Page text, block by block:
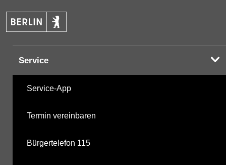
Service
Service-App
Termin vereinbaren
Bürgertelefon 115